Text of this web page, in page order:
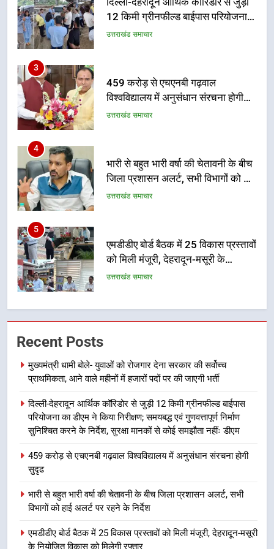
459 करोड़ से एचएनबी गढ़वाल
विश्वविद्यालय में अनुसंधान संरचना होगी
सुदृढ
उत्तराखंड समाचार
4
भारी से बहुत भारी वर्षा की चेतावनी के बीच
जिला प्रशासन अलर्ट, सभी विभागों को हाई
अलर्ट पर रहने के निर्देश
उत्तराखंड समाचार
5
एमडीडीए बोर्ड बैठक में 25 विकास प्रस्तावों
को मिली मंजूरी, देहरादून-मसूरी के
नियोजित विकास को मिलेगी रफ्तार
उत्तराखंड समाचार
6
मुख्यमंत्री पुष्कर सिंह धामी के दिशा-निर्देशों
में पीएम आवास योजना (शहरी) की प्रगति
की हुई समीक्षा
उत्तराखंड समाचार
7
उत्तराखंड समाचार
भारी बारिश का अलर्ट! 6 अगस्त को
देहरादून में स्कूल बंद
उत्तराखंड समाचार
1
मुख्यमंत्री धामी बोले- युवाओं को रोजगार
देना सरकार की सर्वोच्च प्राथमिकता, आने
भर्ती
Recent Posts
मुख्यमंत्री धामी बोले- युवाओं को रोजगार देना सरकार की सर्वोच्च
प्राथमिकता, आने वाले महीनों में हजारों पदों पर की जाएगी भर्ती
दिल्ली-देहरादून आर्थिक कॉरिडोर से जुड़ी 12 किमी ग्रीनफील्ड बाईपास
परियोजना का डीएम ने किया निरीक्षण; समयबद्ध एवं गुणवत्तापूर्ण निर्माण
सुनिश्चित करने के निर्देश, सुरक्षा मानकों से कोई समझौता नहींः डीएम
459 करोड़ से एचएनबी गढ़वाल विश्वविद्यालय में अनुसंधान संरचना होगी
सुदृढ
भारी से बहुत भारी वर्षा की चेतावनी के बीच जिला प्रशासन अलर्ट, सभी
विभागों को हाई अलर्ट पर रहने के निर्देश
एमडीडीए बोर्ड बैठक में 25 विकास प्रस्तावों को मिली मंजूरी, देहरादून-मसूरी
के नियोजित विकास को मिलेगी रफ्तार